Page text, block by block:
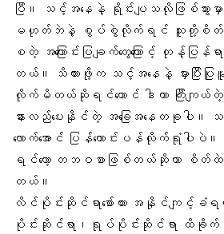
ပြီ။ သင့်အနေနဲ့ ရိုင်းပျသလိုဖြစ်သွား
မဟုတ်ဘဲနဲ့ စွပ်စွဲလိုက်ရင် သူတို့စိတ်မကော
စတဲ့ အကြောင်းပြချက်တွေကြောင့် တုန့်ပြန်ရာမှ
တယ်။ သိထားဖို့က သင့်အနေနဲ့ မှားပ
လိုက်မိတယ်ဆိုရင်တောင် ဒါဟာ ကြီးကျယ်
နားလည်ပေးနိုင်တဲ့ အခြေအနေတခုပါ။
လောက်အောင် ပြန်တောင်းပန်လိုက်ရုံပါ
ရင်တော့ တဘဝစာဖြစ်တယ်ဆိုတာ စိတ်ထဲ
တယ်။
လိင်ပိုင်းဆိုင်ရာစော်ကား အနိုင်ကျင့်ခံရ
ပိုင်းဆိုင်ရာ၊ရုပ်ပိုင်းဆိုင်ရာ ထိခိုက်